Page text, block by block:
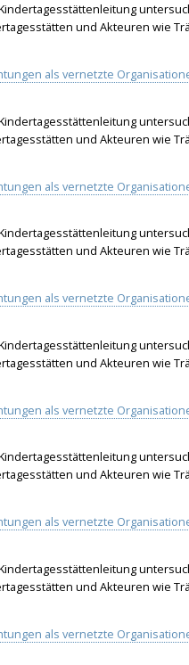
und Akteuren wie
als vernetzte
und Akteuren wie
als vernetzte
und Akteuren wie
als vernetzte
und Akteuren wie
als vernetzte
und Akteuren wie
als vernetzte
und Akteuren wie
als vernetzte